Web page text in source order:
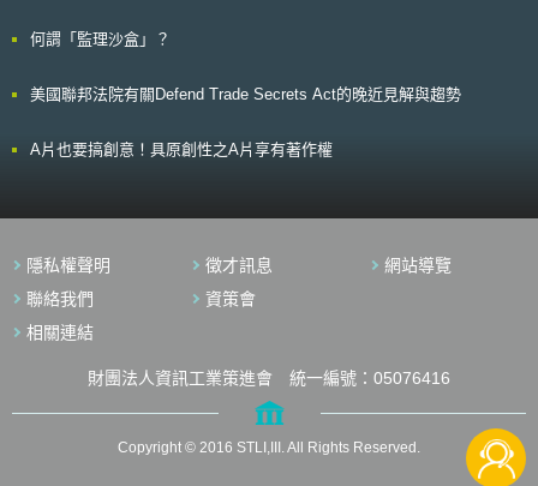
何謂「監理沙盒」？
美國聯邦法院有關Defend Trade Secrets Act的晚近見解與趨勢
A片也要搞創意！具原創性之A片享有著作權
隱私權聲明 徵才訊息
網站導覽
聯絡我們
資策會
相關連結
財團法人資訊工業策進會 統一編號：05076416
Copyright © 2016 STLI,III. All Rights Reserved.